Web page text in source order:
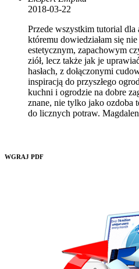
2018-03-22
Przede wszystkim tutorial dla
któremu dowiedziałam się
estetycznym, zapachowym
ziół, lecz także jak je
hasłach, z dołączonymi
inspiracją do przyszłego
kuchni i ogrodzie na dobre
znane, nie tylko jako ozdoba
do licznych potraw.
WGRAJ PDF